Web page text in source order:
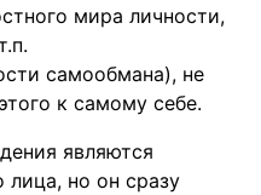
мира личности,
самообмана), не
к самому себе.
являются
лица, но он сразу